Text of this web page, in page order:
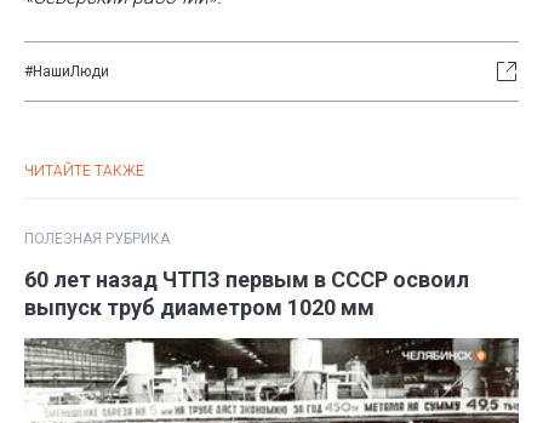
#НашиЛюди
ЧИТАЙТЕ ТАКЖЕ
ПОЛЕЗНАЯ РУБРИКА
60 лет назад ЧТПЗ первым в СССР освоил
выпуск труб диаметром 1020 мм